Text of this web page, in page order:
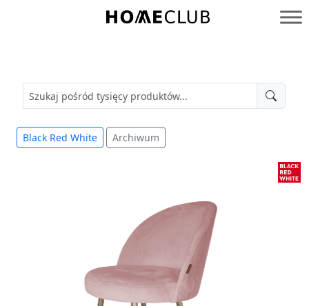
Homeclub
Black Red White Archiwum